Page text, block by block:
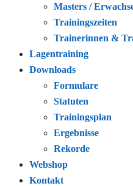
Masters /
Trainingszeiten
Trainerinnen &
Lagentraining
Downloads
Formulare
Statuten
Trainingsplan
Ergebnisse
Rekorde
Webshop
Kontakt